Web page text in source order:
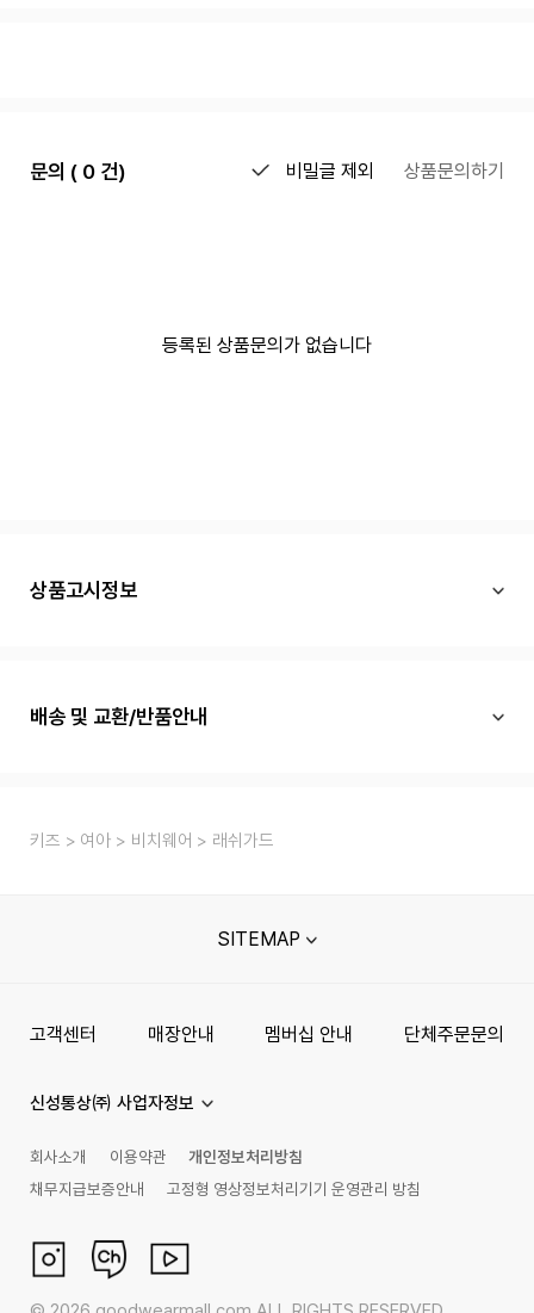
문의 ( 0 건) 비밀글 제외 상품문의하기
등록된 상품문의가 없습니다
상품고시정보
배송 및 교환/반품안내
키즈 여아 비치웨어 래쉬가드
SITEMAP
고객센터 매장안내 멤버십 안내 단체주문문의
신성통상㈜ 사업자정보
회사소개 이용약관
개인정보처리방침
채무지급보증안내
고정형 영상정보처리기기 운영관리 방침